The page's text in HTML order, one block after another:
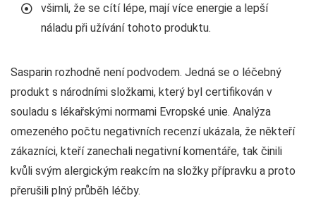
všimli, že se cítí lépe, mají více energie a lepší
náladu při užívání tohoto produktu.
Sasparin rozhodně není podvodem. Jedná se o léčebný
produkt s národními složkami, který byl certifikován v
souladu s lékařskými normami Evropské unie. Analýza
omezeného počtu negativních recenzí ukázala, že někteří
zákazníci, kteří zanechali negativní komentáře, tak činili
kvůli svým alergickým reakcím na složky přípravku a proto
přerušili plný průběh léčby.